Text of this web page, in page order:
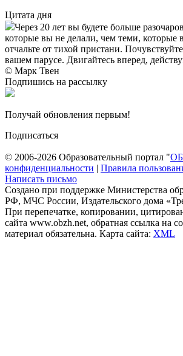
Цитата дня
Через 20 лет вы будете больше
которые вы не делали, чем теми, которые
отчальте от тихой пристани.
вашем парусе. Двигайтесь вперед,
© Марк Твен
Подпишись на рассылку
Получай обновления первым!
Подписаться
© 2006-2026 Образовательный портал "
конфиденциальности | Правила
Написать письмо
Создано при поддержке Министерства
РФ, МЧС России, Издательского дома
При перепечатке, копировании,
сайта www.obzh.net, обратная ссылка на
материал обязательна. Карта сайта: XML